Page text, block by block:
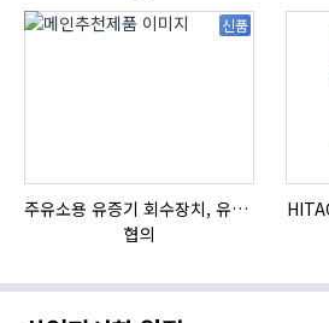
신품
주유소용 유증기 회수장치, 유증기 회수장치, 방폭형, 방폭형 유증기 회수장치
협의